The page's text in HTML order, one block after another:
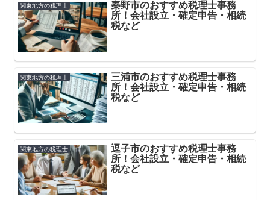
関東地方の税理士
秦野市のおすすめ税理士事務
所！会社設立・確定申告・相続
税など
関東地方の税理士
三浦市のおすすめ税理士事務
所！会社設立・確定申告・相続
税など
関東地方の税理士
逗子市のおすすめ税理士事務
所！会社設立・確定申告・相続
税など